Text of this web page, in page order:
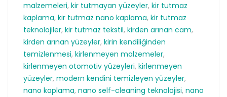
malzemeleri, kir tutmayan yüzeyler, kir tutmaz
kaplama, kir tutmaz nano kaplama, kir tutmaz
teknolojiler, kir tutmaz tekstil, kirden arınan cam,
kirden arınan yüzeyler, kirin kendiliğinden
temizlenmesi, kirlenmeyen malzemeler,
kirlenmeyen otomotiv yüzeyleri, kirlenmeyen
yüzeyler, modern kendini temizleyen yüzeyler,
nano kaplama, nano self-cleaning teknolojisi, nano